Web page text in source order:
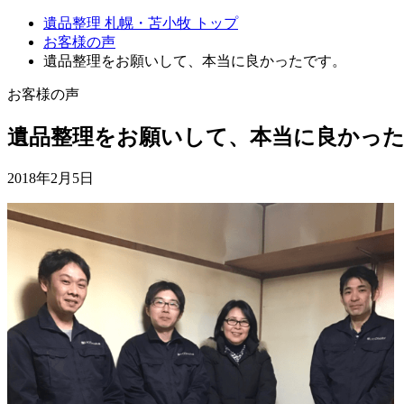
遺品整理 札幌・苫小牧 トップ
お客様の声
遺品整理をお願いして、本当に良かったです。
お客様の声
遺品整理をお願いして、本当に良かっ
2018年2月5日